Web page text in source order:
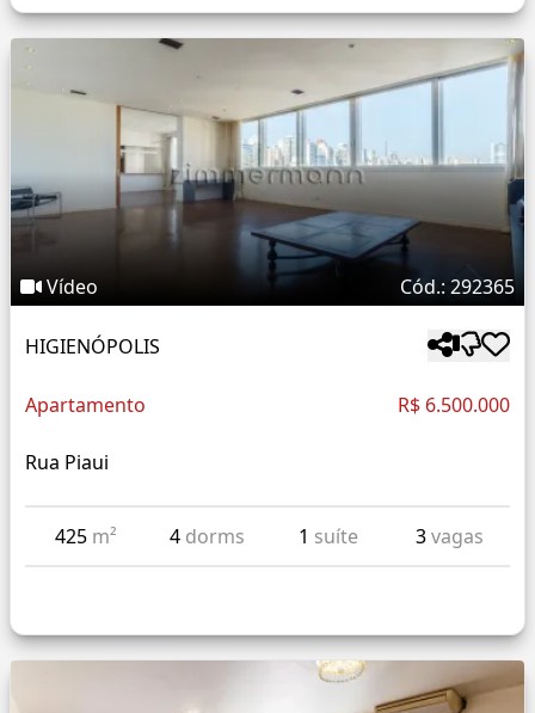
Vídeo Cód.: 292365
HIGIENÓPOLIS
Apartamento R$ 6.500.000
Rua Piaui
425 m² 4 dorms 1 suíte 3vagas